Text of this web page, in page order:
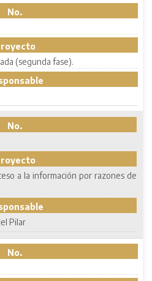
No.
(segunda fase).
No.
a la información por razones de
Pilar
No.